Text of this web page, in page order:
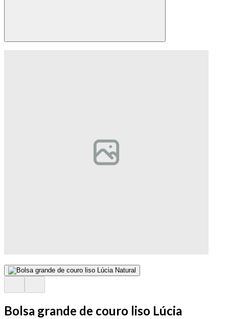
Bolsa grande de couro liso Lúcia